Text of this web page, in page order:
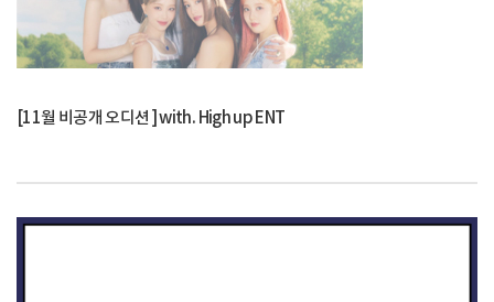
[11월 비공개 오디션 ] with. High up ENT